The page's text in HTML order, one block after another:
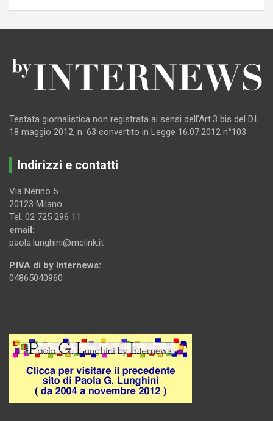
Testata giornalistica non registrata ai sensi dell’Art.3 bis del D.L.
18 maggio 2012, n. 63 convertito in Legge 16.07.2012 n°103
Indirizzi e contatti
Via Nerino 5
20123 Milano
Tel. 02 725 296 11
email:
paola.lunghini@mclink.it
P.IVA di by Internews:
04865040960
.